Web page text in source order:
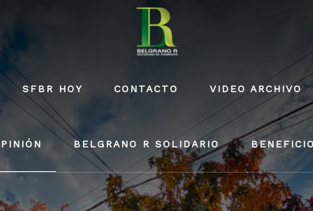
SFBR HOY CONTACTO VIDEO ARCHIVO
BELGRANO R SOLIDARIO